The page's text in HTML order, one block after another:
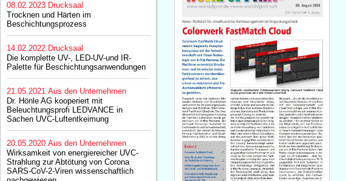
08.02.2023 Drucksaal
Trocknen und Härten im
Beschichtungsprozess
14.02.2022 Drucksaal
Die komplette UV-, LED-UV-und IR-
Palette für Beschichtungsanwendungen
21.05.2021 Aus den Unternehmen
Dr. Hönle AG kooperiert mit
Beleuchtungsprofi LEDVANCE in
Sachen UVC-Luftentkeimung
20.05.2020 Aus den Unternehmen
Wirksamkeit von energiereicher UVC-
Strahlung zur Abtötung von Corona
SARS-CoV-2-Viren wissenschaftlich